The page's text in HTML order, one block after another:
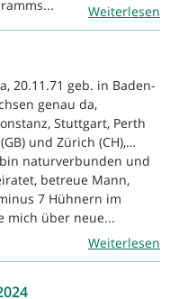
Weiterlesen
20.11.71 geb. in Baden-
genau da,
Stuttgart, Perth
und Zürich (CH),…
naturverbunden und
betreue Mann,
7 Hühnern im
mich über neue...
Weiterlesen